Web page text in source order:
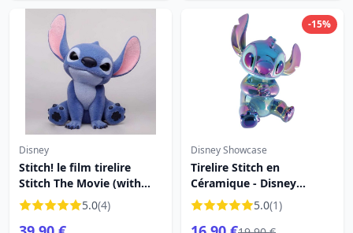
Disney
Stitch! le film tirelire
Stitch The Movie (with
special Flocking) 20 cm
5.0(4)
-15%
Disney Showcase
Tirelire Stitch en
Céramique - Disney
Showcase
5.0(1)